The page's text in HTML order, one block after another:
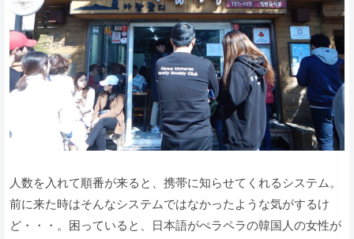
人数を入れて順番が来ると、携帯に知らせてくれるシステム。
前に来た時はそんなシステムではなかったような気がするけ
ど・・・。困っていると、日本語がぺラペラの韓国人の女性が